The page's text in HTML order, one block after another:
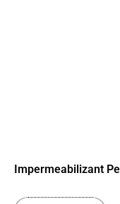
Impermeabilizant